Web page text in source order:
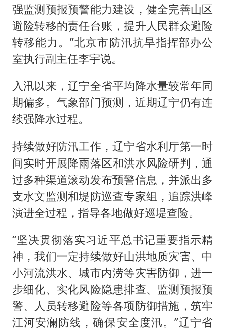
强监测预报预警能力建设，健全完善山区
避险转移的责任台账，提升人民群众避险
转移能力。”北京市防汛抗旱指挥部办公
室执行副主任李宇说。
入汛以来，辽宁全省平均降水量较常年同
期偏多。气象部门预测，近期辽宁仍有连
续强降水过程。
持续做好防汛工作，辽宁省水利厅第一时
间实时开展降雨落区和洪水风险研判，通
过多种渠道滚动发布预警信息，并派出多
支水文监测和堤防巡查专家组，追踪洪峰
演进全过程，指导各地做好巡堤查险。
“坚决贯彻落实习近平总书记重要指示精
神，我们一定持续做好山洪地质灾害、中
小河流洪水、城市内涝等灾害防御，进一
步细化、实化风险隐患排查、监测预报预
警、人员转移避险等各项防御措施，筑牢
江河安澜防线，确保安全度汛。”辽宁省